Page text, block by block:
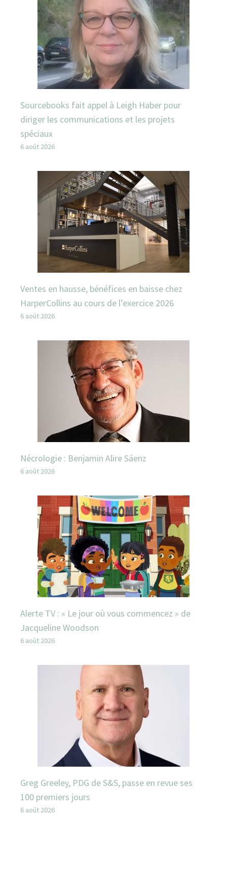
Sourcebooks fait appel à Leigh Haber pour
diriger les communications et les projets
spéciaux
6 août 2026
Ventes en hausse, bénéfices en baisse chez
HarperCollins au cours de l’exercice 2026
6 août 2026
Nécrologie : Benjamin Alire Sáenz
6 août 2026
Alerte TV : « Le jour où vous commencez » de
Jacqueline Woodson
6 août 2026
Greg Greeley, PDG de S&S, passe en revue ses
100 premiers jours
6 août 2026